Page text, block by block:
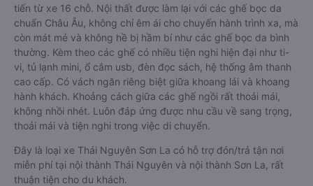
tiến từ xe 16 chỗ. Nội thất được làm lại với các ghế bọc da
chuẩn Châu Âu, không chỉ êm ái cho chuyến hành trình xa, mà
còn mát mẻ và không hề bị hầm bí như các ghế bọc da bình
thường. Kèm theo các ghế có nhiều tiện nghi hiện đại như ti-
vi, tủ lạnh mini, ổ cắm usb, đèn đọc sách, hệ thống âm thanh
cao cấp. Có vách ngăn riêng biệt giữa khoang lái và khoang
hành khách. Khoảng cách giữa các ghế ngồi rất thoải mái,
không nhồi nhét. Luôn đáp ứng được nhu cầu về sang trọng,
thoải mái và tiện nghi trong việc di chuyển.
Đây là loại xe Thái Nguyên Sơn La có hỗ trợ đón/trả tận nơi
miễn phí tại nội thành Thái Nguyên và nội thành Sơn La, rất
thuận tiện cho du khách.